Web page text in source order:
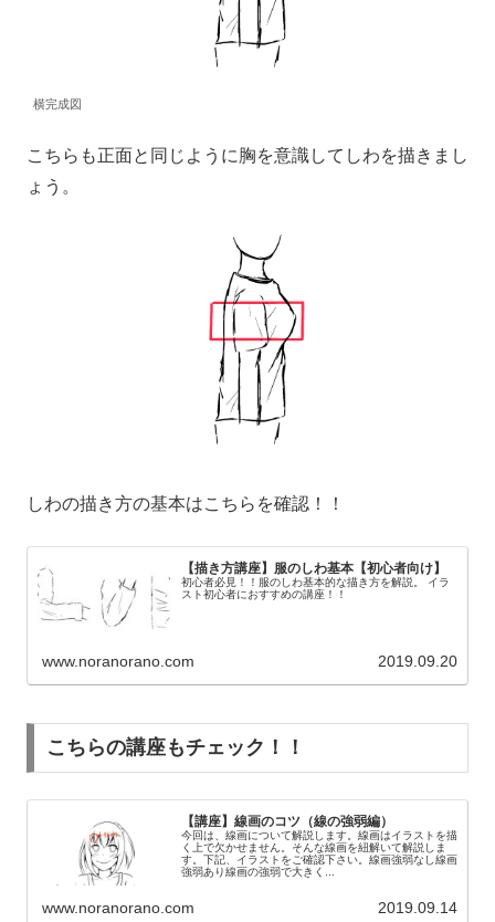
横完成図
こちらも正面と同じように胸を意識してしわを描きまし
ょう。
しわの描き方の基本はこちらを確認！！
【描き方講座】服のしわ基本【初心者向け】
初心者必見！！服のしわ基本的な描き方を解説。 イラ
スト初心者におすすめの講座！！
www.noranorano.com 2019.09.20
こちらの講座もチェック！！
【講座】線画のコツ（線の強弱編）
今回は、線画について解説します。線画はイラストを描
く上で欠かせません。そんな線画を紐解いて解説しま
す。下記、イラストをご確認下さい。線画強弱なし線画
強弱あり線画の強弱で大きく...
www.noranorano.com 2019.09.14